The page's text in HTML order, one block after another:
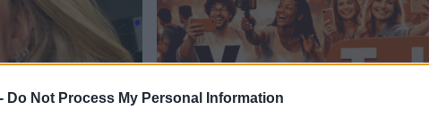
Do Not Process My Personal Information